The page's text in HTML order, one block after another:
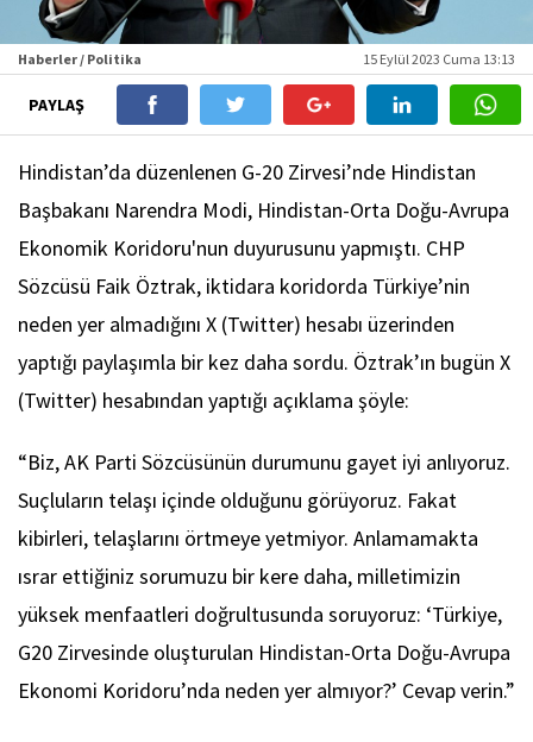
Haberler / Politika 15 Eylül 2023 Cuma 13:13
PAYLAŞ
Hindistan’da düzenlenen G-20 Zirvesi’nde Hindistan
Başbakanı Narendra Modi, Hindistan-Orta Doğu-Avrupa
Ekonomik Koridoru'nun duyurusunu yapmıştı. CHP
Sözcüsü Faik Öztrak, iktidara koridorda Türkiye’nin
neden yer almadığını X (Twitter) hesabı üzerinden
yaptığı paylaşımla bir kez daha sordu. Öztrak’ın bugün X
(Twitter) hesabından yaptığı açıklama şöyle:
“Biz, AK Parti Sözcüsünün durumunu gayet iyi anlıyoruz.
Suçluların telaşı içinde olduğunu görüyoruz. Fakat
kibirleri, telaşlarını örtmeye yetmiyor. Anlamamakta
ısrar ettiğiniz sorumuzu bir kere daha, milletimizin
yüksek menfaatleri doğrultusunda soruyoruz: ‘Türkiye,
G20 Zirvesinde oluşturulan Hindistan-Orta Doğu-Avrupa
Ekonomi Koridoru’nda neden yer almıyor?’ Cevap verin.”